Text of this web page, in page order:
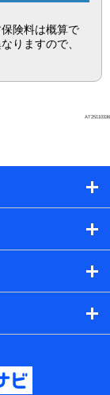
険料は概算で
りますので、
AT25110336